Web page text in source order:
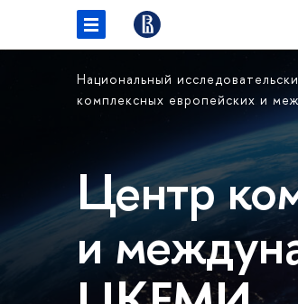
Национальный
комплексных европейских и
Центр
и